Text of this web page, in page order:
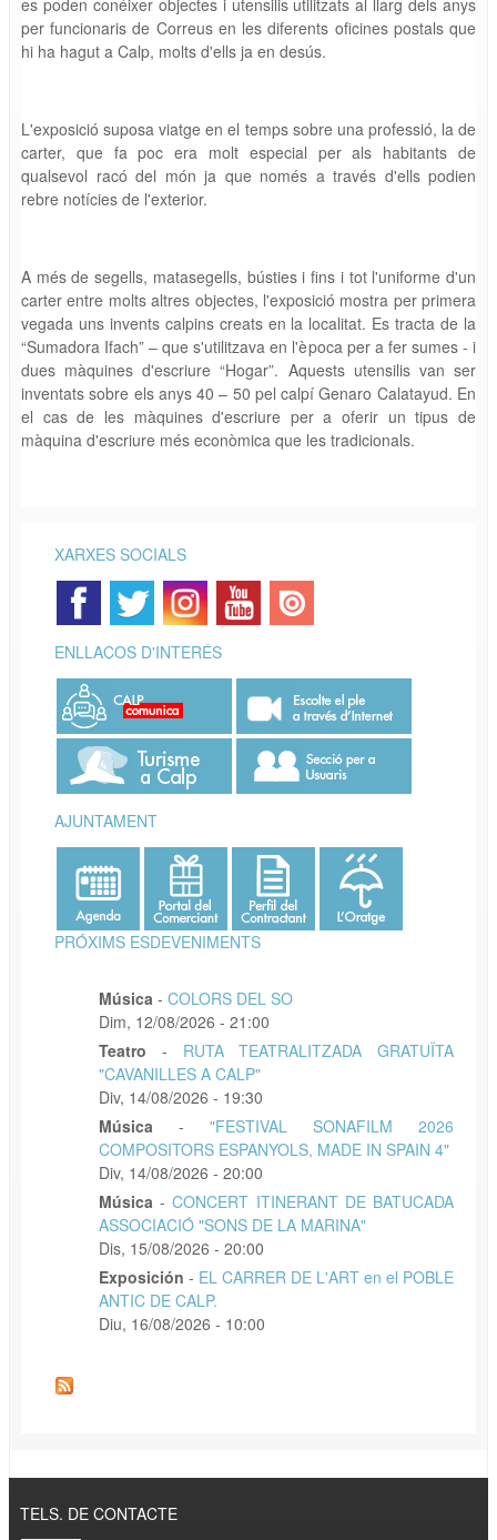
es poden conéixer objectes i utensilis utilitzats al llarg dels anys
per funcionaris de Correus en les diferents oficines postals que
hi ha hagut a Calp, molts d'ells ja en desús.
L'exposició suposa viatge en el temps sobre una professió, la de
carter, que fa poc era molt especial per als habitants de
qualsevol racó del món ja que només a través d'ells podien
rebre notícies de l'exterior.
A més de segells, matasegells, bústies i fins i tot l'uniforme d'un
carter entre molts altres objectes, l'exposició mostra per primera
vegada uns invents calpins creats en la localitat. Es tracta de la
“Sumadora Ifach” – que s'utilitzava en l'època per a fer sumes - i
dues màquines d'escriure “Hogar”. Aquests utensilis van ser
inventats sobre els anys 40 – 50 pel calpí Genaro Calatayud. En
el cas de les màquines d'escriure per a oferir un tipus de
màquina d'escriure més econòmica que les tradicionals.
XARXES SOCIALS
ENLLAÇOS D'INTERÉS
AJUNTAMENT
PRÓXIMS ESDEVENIMENTS
Música - COLORS DEL SO
Dim, 12/08/2026 - 21:00
Teatro
- RUTA TEATRALITZADA GRATUÏTA
"CAVANILLES A CALP"
Div, 14/08/2026 - 19:30
Música
- "FESTIVAL SONAFILM 2026
COMPOSITORS ESPANYOLS, MADE IN SPAIN 4"
Div, 14/08/2026 - 20:00
Música -CONCERT ITINERANT DE BATUCADA
ASSOCIACIÓ "SONS DE LA MARINA"
Dis, 15/08/2026 - 20:00
Exposición - EL CARRER DE L'ART en el POBLE
ANTIC DE CALP.
Diu, 16/08/2026 - 10:00
TELS. DE CONTACTE